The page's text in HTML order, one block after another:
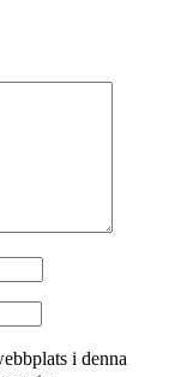
i denna